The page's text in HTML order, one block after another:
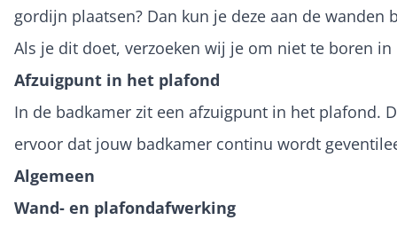
gordijn plaatsen? Dan kun je deze aan de wanden
Als je dit doet, verzoeken wij je om niet te boren in
Afzuigpunt in het plafond
In de badkamer zit een afzuigpunt in het plafond.
ervoor dat jouw badkamer continu wordt
Algemeen
Wand- en plafondafwerking